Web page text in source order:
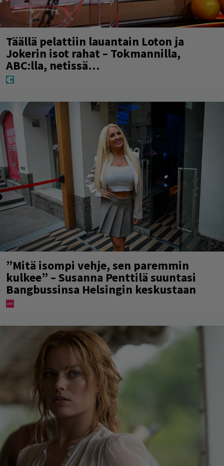
Täällä pelattiin lauantain Loton ja
Jokerin isot rahat – Tokmannilla,
ABC:lla, netissä…
”Mitä isompi vehje, sen paremmin
kulkee” – Susanna Penttilä suuntasi
Bangbussinsa Helsingin keskustaan